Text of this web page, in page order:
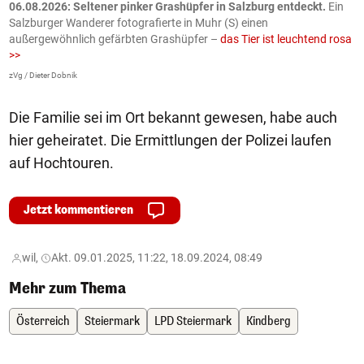
06.08.2026: Seltener pinker Grashüpfer in Salzburg entdeckt. Ein
Salzburger Wanderer fotografierte in Muhr (S) einen
außergewöhnlich gefärbten Grashüpfer – das Tier ist leuchtend rosa
>>
zVg / Dieter Dobnik
Die Familie sei im Ort bekannt gewesen, habe auch
hier geheiratet. Die Ermittlungen der Polizei laufen
auf Hochtouren.
Jetzt kommentieren
wil, Akt. 09.01.2025, 11:22, 18.09.2024, 08:49
Mehr zum Thema
Österreich Steiermark LPD Steiermark Kindberg